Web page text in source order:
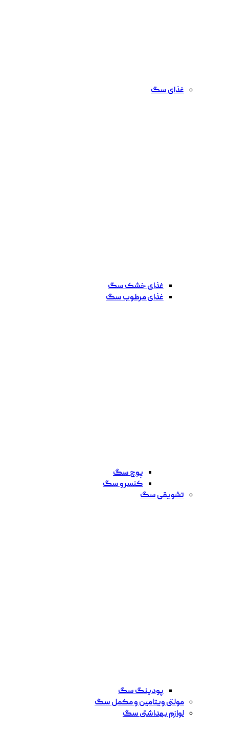
غذای سگ
غذای خشک سگ
غذای مرطوب سگ
پوچ سگ
کنسرو سگ
تشویقی سگ
پودینگ سگ
مولتی ویتامین و مکمل سگ
لوازم بهداشتی سگ